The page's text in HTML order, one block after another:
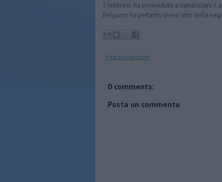
1 febbraio, ha provveduto a rianalizzare il
Bergamo ha pertanto preso atto della
Post più recente
0 comments:
Posta un commento